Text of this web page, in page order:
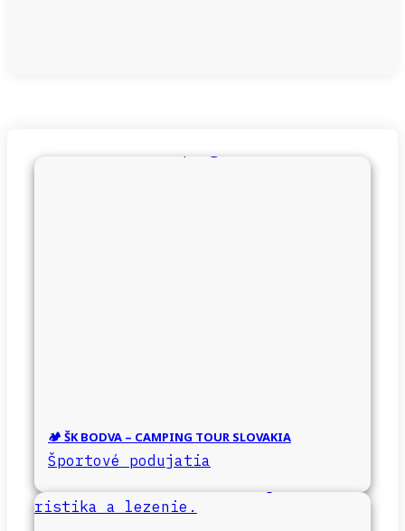
🏕️ ŠK BODVA – CAMPING TOUR SLOVAKIA
Športové podujatia